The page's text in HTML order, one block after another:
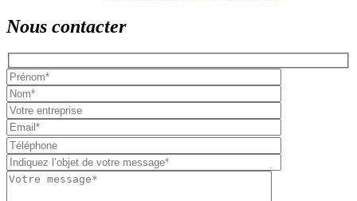
Nous contacter
Please
leave
this
field